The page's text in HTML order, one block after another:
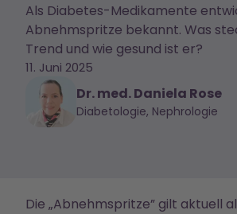
Als Diabetes-Medikamente
Abnehmspritze bekannt. Was
Trend und wie gesund ist er?
11. Juni 2025
Dr. med. Daniela Rose
Diabetologie, Nephrologie
Die „Abnehmspritze” gilt aktuell